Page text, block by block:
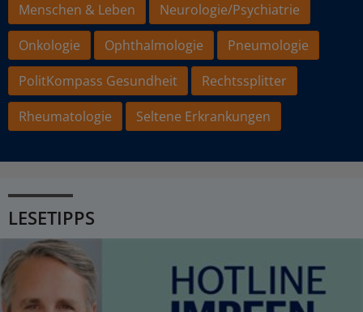
Menschen & Leben
Neurologie/Psychiatrie
Onkologie
Ophthalmologie
Pneumologie
PolitKompass Gesundheit
Rechtssplitter
Rheumatologie
Seltene Erkrankungen
LESETIPPS